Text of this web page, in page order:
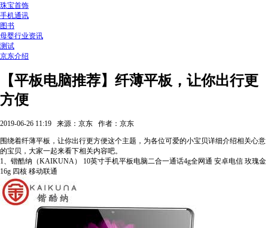
珠宝首饰
手机通讯
图书
母婴行业资讯
测试
京东介绍
【平板电脑推荐】纤薄平板，让你出行更
方便
2019-06-26 11:19 来源：京东 作者：京东
围绕着纤薄平板，让你出行更方便这个主题，为各位可爱的小宝贝详细介绍相关心意
的宝贝，大家一起来看下相关内容吧。
1、锴酷纳（KAIKUNA） 10英寸手机平板电脑二合一通话4g全网通 安卓电信 玫瑰金
16g 四核 移动联通